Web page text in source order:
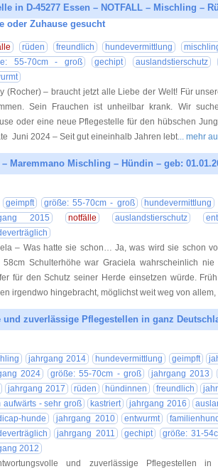
in D-45277 Essen – NOTFALL – Mischling –
oder Zuhause gesucht
rüden freundlich hundevermittlung
55-70cm - groß
gechipt
auslandstierschutz
(Rocher) – braucht jetzt alle Liebe der Welt! Für
Sein Frauchen ist unheilbar krank. Wir
oder eine neue Pflegestelle für den hübschen
Juni 2024 – Seit gut eineinhalb Jahren lebt... mehr
– Maremmano Mischling – Hündin – geb:
geimpft größe: 55-70cm - groß
hundevermittlung
2015
notfälle auslandstierschutz
– Was hatte sie schon… Ja, was wird sie schon
58cm Schulterhöhe war Graciela wahrscheinlich
für den Schutz seiner Herde einsetzen würde.
irgendwo hingebracht, möglichst weit weg von allem,
zuverlässige Pflegestellen in ganz
jahrgang 2014 hundevermittlung geimpft
2024
größe: 55-70cm - groß
jahrgang 2013
jahrgang 2017 rüden hündinnen freundlich
aufwärts - sehr groß
kastriert jahrgang 2016
hunde
jahrgang 2010 entwurmt
jahrgang 2011 gechipt
größe: 31-
2012
und zuverlässige Pflegestellen